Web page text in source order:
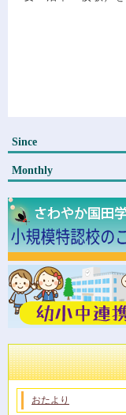
Since
Monthly
おたより